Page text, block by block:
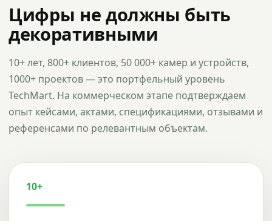
Цифры не должны быть
декоративными
10+ лет, 800+ клиентов, 50 000+ камер и устройств,
1000+ проектов — это портфельный уровень
TechMart. На коммерческом этапе подтверждаем
опыт кейсами, актами, спецификациями, отзывами и
референсами по релевантным объектам.
10+